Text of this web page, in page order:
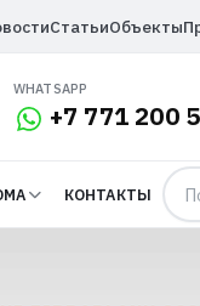
СтатьиОбъекты
WHATSAPP
+7 771 200
КОНТАКТЫ